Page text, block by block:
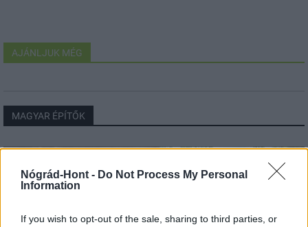
Nógrád-Hont - Do Not Process My Personal
Information
If you wish to opt-out of the sale, sharing to third parties, or
AJÁNLJUK MÉG
MAGYAR ÉPÍTŐK